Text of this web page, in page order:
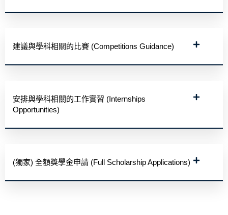
建議與學科相關的比賽 (Competitions Guidance)
安排與學科相關的工作實習 (Internships
Opportunities)
(獨家) 全額獎學金申請 (Full Scholarship Applications)